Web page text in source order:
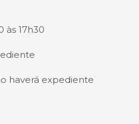
às 17h30
haverá expediente